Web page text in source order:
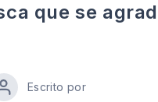
que se
Escrito por